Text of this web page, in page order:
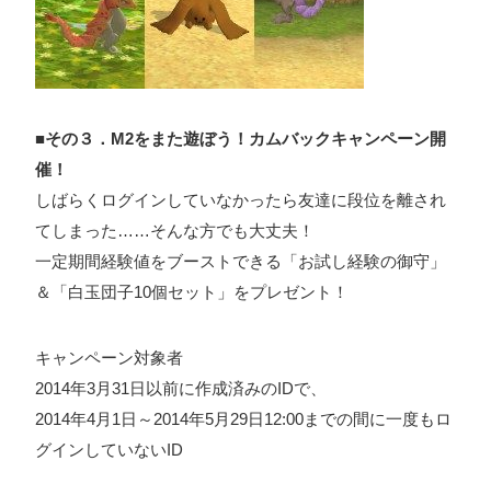
■その３．M2をまた遊ぼう！カムバックキャンペーン開
催！
しばらくログインしていなかったら友達に段位を離され
てしまった……そんな方でも大丈夫！
一定期間経験値をブーストできる「お試し経験の御守」
＆「白玉団子10個セット」をプレゼント！
キャンペーン対象者
2014年3月31日以前に作成済みのIDで、
2014年4月1日～2014年5月29日12:00までの間に一度もロ
グインしていないID